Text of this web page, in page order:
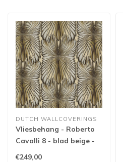
DUTCH WALLCOVERINGS
Vliesbehang - Roberto
Cavalli 8 - blad beige -
19004
€249,00